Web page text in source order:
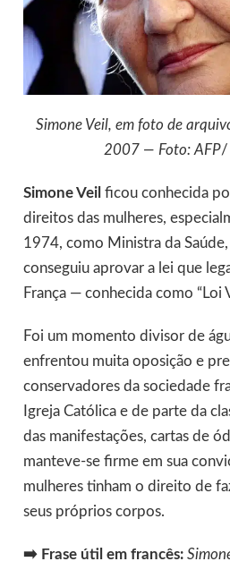
Simone Veil, em foto de
2007 — Foto: AFP/
Simone Veil ficou conhecida
direitos das mulheres,
1974, como Ministra da
conseguiu aprovar a lei que
França — conhecida como “Loi
Foi um momento divisor de
enfrentou muita oposição e
conservadores da sociedade
Igreja Católica e de parte da
das manifestações, cartas de
manteve-se firme em sua
mulheres tinham o direito de
seus próprios corpos.
➡️ Frase útil em francês: